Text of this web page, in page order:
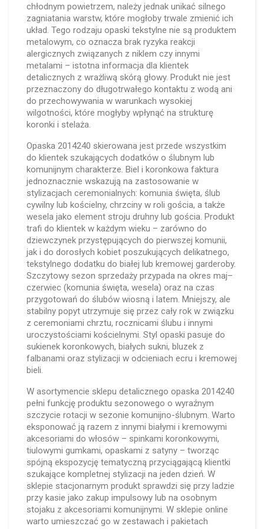
chłodnym powietrzem, należy jednak unikać silnego
zagniatania warstw, które mogłoby trwale zmienić ich
układ. Tego rodzaju opaski tekstylne nie są produktem
metalowym, co oznacza brak ryzyka reakcji
alergicznych związanych z niklem czy innymi
metalami – istotna informacja dla klientek
detalicznych z wrażliwą skórą głowy. Produkt nie jest
przeznaczony do długotrwałego kontaktu z wodą ani
do przechowywania w warunkach wysokiej
wilgotności, które mogłyby wpłynąć na strukturę
koronki i stelaża.
Opaska 2014240 skierowana jest przede wszystkim
do klientek szukających dodatków o ślubnym lub
komunijnym charakterze. Biel i koronkowa faktura
jednoznacznie wskazują na zastosowanie w
stylizacjach ceremonialnych: komunia święta, ślub
cywilny lub kościelny, chrzciny w roli gościa, a także
wesela jako element stroju druhny lub gościa. Produkt
trafi do klientek w każdym wieku – zarówno do
dziewczynek przystępujących do pierwszej komunii,
jak i do dorosłych kobiet poszukujących delikatnego,
tekstylnego dodatku do białej lub kremowej garderoby.
Szczytowy sezon sprzedaży przypada na okres maj–
czerwiec (komunia święta, wesela) oraz na czas
przygotowań do ślubów wiosną i latem. Mniejszy, ale
stabilny popyt utrzymuje się przez cały rok w związku
z ceremoniami chrztu, rocznicami ślubu i innymi
uroczystościami kościelnymi. Styl opaski pasuje do
sukienek koronkowych, białych sukni, bluzek z
falbanami oraz stylizacji w odcieniach ecru i kremowej
bieli.
W asortymencie sklepu detalicznego opaska 2014240
pełni funkcję produktu sezonowego o wyraźnym
szczycie rotacji w sezonie komunijno-ślubnym. Warto
eksponować ją razem z innymi białymi i kremowymi
akcesoriami do włosów – spinkami koronkowymi,
tiulowymi gumkami, opaskami z satyny – tworząc
spójną ekspozycję tematyczną przyciągającą klientki
szukające kompletnej stylizacji na jeden dzień. W
sklepie stacjonarnym produkt sprawdzi się przy ladzie
przy kasie jako zakup impulsowy lub na osobnym
stojaku z akcesoriami komunijnymi. W sklepie online
warto umieszczać go w zestawach i pakietach